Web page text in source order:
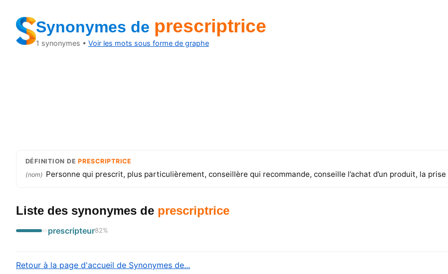
Synonymes de prescriptrice
1 synonymes • Voir les mots sous forme de graphe
DÉFINITION DEPRESCRIPTRICE
(nom) Personne qui prescrit, plus particulièrement, conseillère qui recommande, conseille l’achat d’un produit, la prise
Liste des synonymes de prescriptrice
prescripteur82%
Retour à la page d'accueil de Synonymes de...